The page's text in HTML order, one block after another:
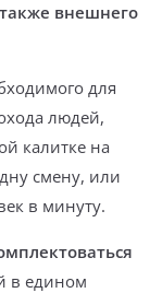
внешнего
для
людей,
калитке на
смену, или
в минуту.
в едином